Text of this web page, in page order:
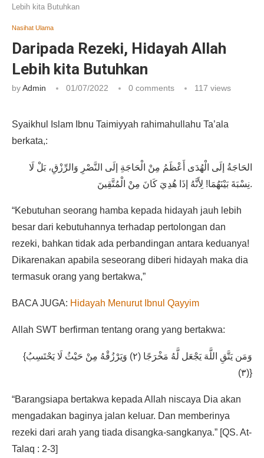
Lebih kita Butuhkan
Nasihat Ulama
Daripada Rezeki, Hidayah Allah
Lebih kita Butuhkan
byAdmin 01/07/2022 0 comments 117 views
Syaikhul Islam Ibnu Taimiyyah rahimahullahu Ta’ala
berkata,:
الحَاجَةُ إلَى الْهُدَى أَعْظَمُ مِنْ الْحَاجَةِ إلَى النَّصْرِ وَالرِّزْقِ، بَلْ لَا
نِسْبَةَ بَيْنَهُمَا! لِأَنَّهُ إذَا هُدِيَ كَانَ مِنْ الْمُتَّقِينَ.
“Kebutuhan seorang hamba kepada hidayah jauh lebih
besar dari kebutuhannya terhadap pertolongan dan
rezeki, bahkan tidak ada perbandingan antara keduanya!
Dikarenakan apabila seseorang diberi hidayah maka dia
termasuk orang yang bertakwa,”
BACA JUGA: Hidayah Menurut Ibnul Qayyim
Allah SWT berfirman tentang orang yang bertakwa:
{وَمَن يَتَّقِ اللَّهَ يَجْعَل لَّهُ مَخْرَجًا (٢) وَيَرْزُقْهُ مِنْ حَيْثُ لَا يَحْتَسِبُ
(٣)}
“Barangsiapa bertakwa kepada Allah niscaya Dia akan
mengadakan baginya jalan keluar. Dan memberinya
rezeki dari arah yang tiada disangka-sangkanya.” [QS. At-
Talaq : 2-3]